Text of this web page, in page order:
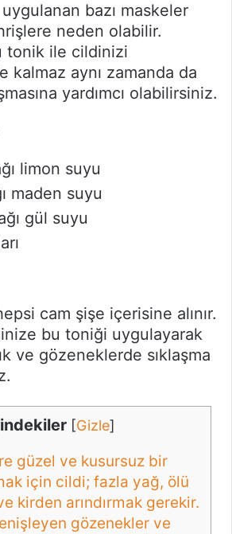
bazı maskeler
neden olabilir.
tonik ile cildinizi
kalmaz aynı zamanda da
yardımcı olabilirsiniz.
limon suyu
maden suyu
gül suyu
cam şişe içerisine alınır.
bu toniği uygulayarak
ve gözeneklerde sıklaşma
[Gizle]
güzel ve kusursuz bir
için cildi; fazla yağ, ölü
kirden arındırmak gerekir.
gözenekler ve